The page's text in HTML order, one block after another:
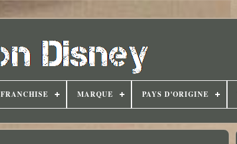
FRANCHISE MARQUE PAYS D'ORIGINE